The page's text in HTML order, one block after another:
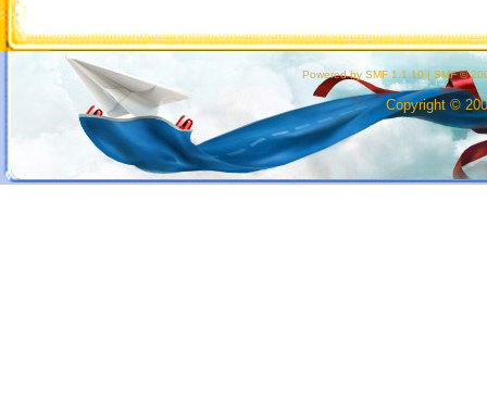
Powered by SMF 1.1.10 | SMF ©
Copyright ©